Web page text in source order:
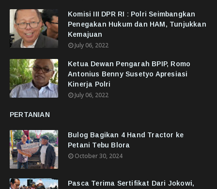
Komisi III DPR RI : Polri Seimbangkan
Penegakan Hukum dan HAM, Tunjukkan
Kemajuan
July 06, 2022
Ketua Dewan Pengarah BPIP, Romo
Antonius Benny Susetyo Apresiasi
Kinerja Polri
July 06, 2022
PERTANIAN
Bulog Bagikan 4 Hand Tractor ke
Petani Tebu Blora
October 30, 2024
Pasca Terima Sertifikat Dari Jokowi,